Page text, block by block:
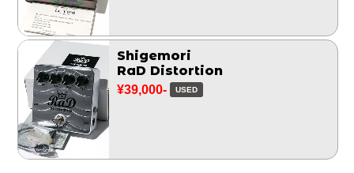
Shigemori
RaD Distortion
¥39,000- USED